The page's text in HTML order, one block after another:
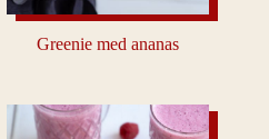
Greenie med ananas